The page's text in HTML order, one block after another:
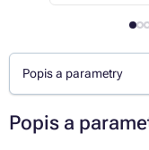
Popis a parametry
Popis a